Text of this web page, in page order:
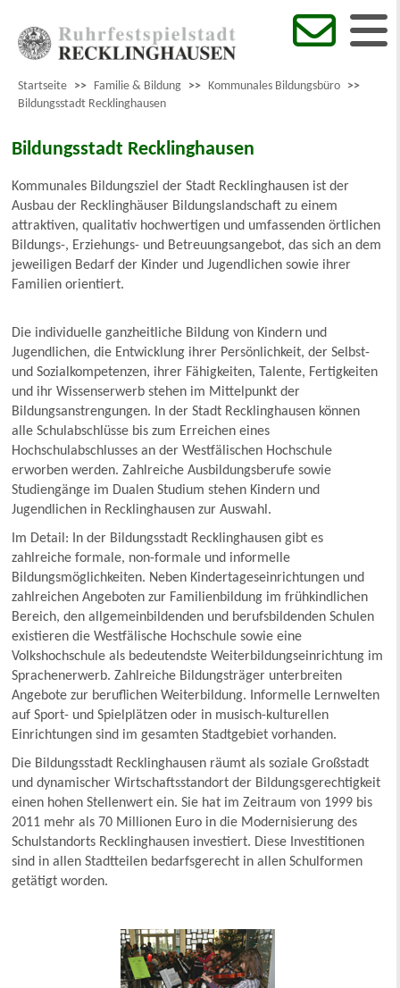
Startseite >> Familie & Bildung >> Kommunales Bildungsbüro >>
Bildungsstadt Recklinghausen
Bildungsstadt Recklinghausen
Kommunales Bildungsziel der Stadt Recklinghausen ist der
Ausbau der Recklinghäuser Bildungslandschaft zu einem
attraktiven, qualitativ hochwertigen und umfassenden örtlichen
Bildungs-, Erziehungs- und Betreuungsangebot, das sich an dem
jeweiligen Bedarf der Kinder und Jugendlichen sowie ihrer
Familien orientiert.
Die individuelle ganzheitliche Bildung von Kindern und
Jugendlichen, die Entwicklung ihrer Persönlichkeit, der Selbst-
und Sozialkompetenzen, ihrer Fähigkeiten, Talente, Fertigkeiten
und ihr Wissenserwerb stehen im Mittelpunkt der
Bildungsanstrengungen. In der Stadt Recklinghausen können
alle Schulabschlüsse bis zum Erreichen eines
Hochschulabschlusses an der Westfälischen Hochschule
erworben werden. Zahlreiche Ausbildungsberufe sowie
Studiengänge im Dualen Studium stehen Kindern und
Jugendlichen in Recklinghausen zur Auswahl.
Im Detail: In der Bildungsstadt Recklinghausen gibt es
zahlreiche formale, non-formale und informelle
Bildungsmöglichkeiten. Neben Kindertageseinrichtungen und
zahlreichen Angeboten zur Familienbildung im frühkindlichen
Bereich, den allgemeinbildenden und berufsbildenden Schulen
existieren die Westfälische Hochschule sowie eine
Volkshochschule als bedeutendste Weiterbildungseinrichtung im
Sprachenerwerb. Zahlreiche Bildungsträger unterbreiten
Angebote zur beruflichen Weiterbildung. Informelle Lernwelten
auf Sport- und Spielplätzen oder in musisch-kulturellen
Einrichtungen sind im gesamten Stadtgebiet vorhanden.
Die Bildungsstadt Recklinghausen räumt als soziale Großstadt
und dynamischer Wirtschaftsstandort der Bildungsgerechtigkeit
einen hohen Stellenwert ein. Sie hat im Zeitraum von 1999 bis
2011 mehr als 70 Millionen Euro in die Modernisierung des
Schulstandorts Recklinghausen investiert. Diese Investitionen
sind in allen Stadtteilen bedarfsgerecht in allen Schulformen
getätigt worden.